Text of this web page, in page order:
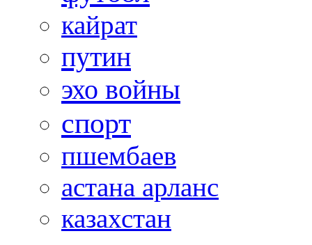
кайрат
путин
эхо войны
спорт
пшембаев
астана арланс
казахстан